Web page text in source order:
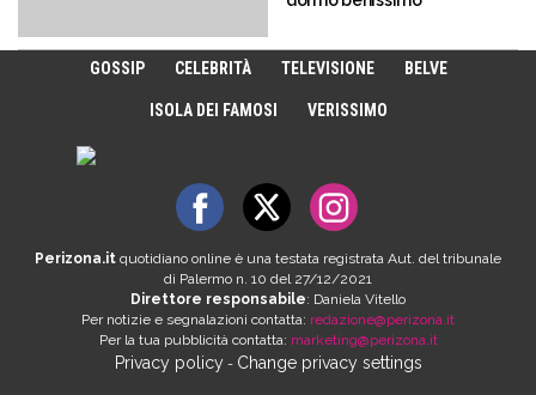
GOSSIP CELEBRITÀ TELEVISIONE BELVE
ISOLA DEI FAMOSI VERISSIMO
Perizona.it quotidiano online è una testata registrata Aut. del tribunale
di Palermo n. 10 del 27/12/2021
Direttore responsabile: Daniela Vitello
Per notizie e segnalazioni contatta: redazione@perizona.it
Per la tua pubblicità contatta: marketing@perizona.it
Privacy policy- Change privacy settings